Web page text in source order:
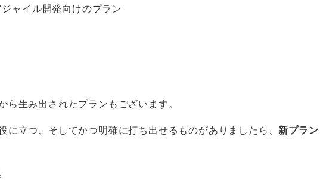
ャイル開発向けのプラン
生み出されたプランもございます。
に立つ、そしてかつ明確に打ち出せるものがありましたら、新プラ